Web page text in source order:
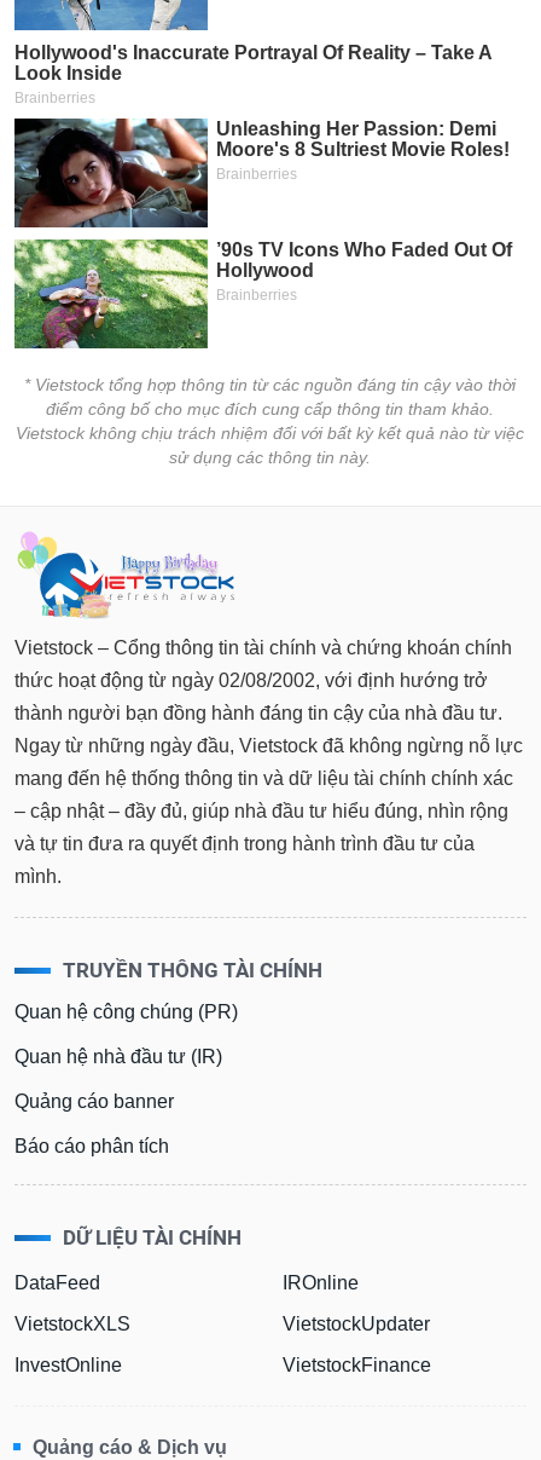
* Vietstock tổng hợp thông tin từ các nguồn đáng tin cậy vào thời
điểm công bố cho mục đích cung cấp thông tin tham khảo.
Vietstock không chịu trách nhiệm đối với bất kỳ kết quả nào từ việc
sử dụng các thông tin này.
Vietstock – Cổng thông tin tài chính và chứng khoán chính
thức hoạt động từ ngày 02/08/2002, với định hướng trở
thành người bạn đồng hành đáng tin cậy của nhà đầu tư.
Ngay từ những ngày đầu, Vietstock đã không ngừng nỗ lực
mang đến hệ thống thông tin và dữ liệu tài chính chính xác
– cập nhật – đầy đủ, giúp nhà đầu tư hiểu đúng, nhìn rộng
và tự tin đưa ra quyết định trong hành trình đầu tư của
mình.
TRUYỀN THÔNG TÀI CHÍNH
Quan hệ công chúng (PR)
Quan hệ nhà đầu tư (IR)
Quảng cáo banner
Báo cáo phân tích
DỮ LIỆU TÀI CHÍNH
DataFeed
VietstockXLS
InvestOnline
IROnline
VietstockUpdater
VietstockFinance
Quảng cáo & Dịch vụ